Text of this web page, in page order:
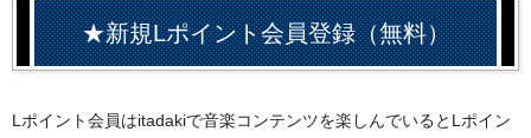
★新規Lポイント会員登録（無料）
Lポイント会員はitadakiで音楽コンテンツを楽しんでいるとLポイン